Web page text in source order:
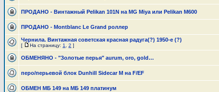
ПРОДАНО - Винтажный Pelikan 101N на MG Miya или Pelikan M600
ПРОДАНО - Montblanc Le Grand роллер
Чернила. Винтажная советская красная радуга(?) 1950-е (?)
[ На страницу: 1 2 ]
ОБМЕНЯНО - "Золотые перья" aurum, oro, gold…
перо/перьевой блок Dunhill Sidecar M на F/EF
ОБМЕН МБ 149 на МБ 149 платинум